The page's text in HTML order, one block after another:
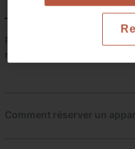
Pourquoi réserver votre
nous ?
Comment réserver un